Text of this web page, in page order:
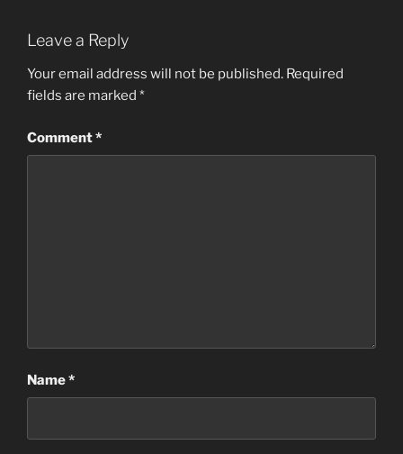
Leave a Reply
Your email address will not be published. Required
fields are marked *
Comment*
Name*